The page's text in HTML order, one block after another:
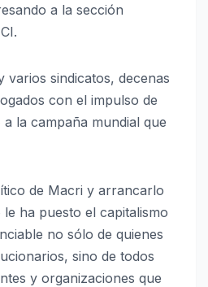
a la sección
varios sindicatos, decenas
con el impulso de
la campaña mundial que
de Macri y arrancarlo
ha puesto el capitalismo
no sólo de quienes
sino de todos
y organizaciones que